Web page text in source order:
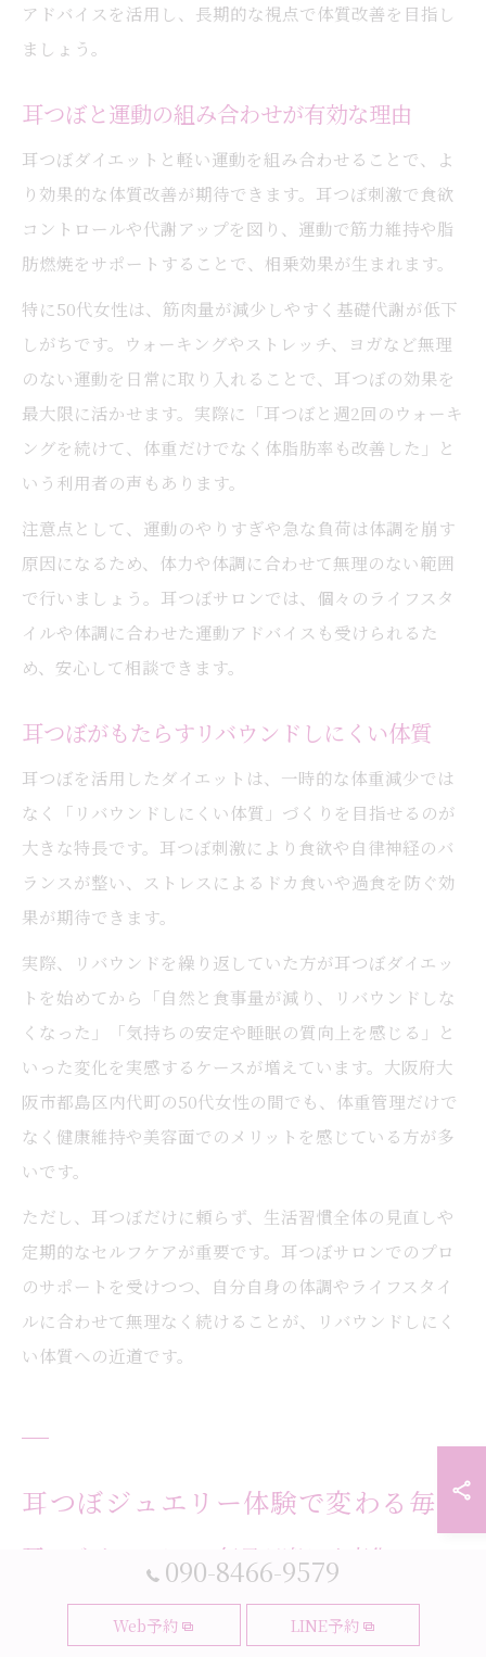
アドバイスを活用し、長期的な視点で体質改善を目指し
ましょう。
耳つぼと運動の組み合わせが有効な理由
耳つぼダイエットと軽い運動を組み合わせることで、よ
り効果的な体質改善が期待できます。耳つぼ刺激で食欲
コントロールや代謝アップを図り、運動で筋力維持や脂
肪燃焼をサポートすることで、相乗効果が生まれます。
特に50代女性は、筋肉量が減少しやすく基礎代謝が低下
しがちです。ウォーキングやストレッチ、ヨガなど無理
のない運動を日常に取り入れることで、耳つぼの効果を
最大限に活かせます。実際に「耳つぼと週2回のウォーキ
ングを続けて、体重だけでなく体脂肪率も改善した」と
いう利用者の声もあります。
注意点として、運動のやりすぎや急な負荷は体調を崩す
原因になるため、体力や体調に合わせて無理のない範囲
で行いましょう。耳つぼサロンでは、個々のライフスタ
イルや体調に合わせた運動アドバイスも受けられるた
め、安心して相談できます。
耳つぼがもたらすリバウンドしにくい体質
耳つぼを活用したダイエットは、一時的な体重減少では
なく「リバウンドしにくい体質」づくりを目指せるのが
大きな特長です。耳つぼ刺激により食欲や自律神経のバ
ランスが整い、ストレスによるドカ食いや過食を防ぐ効
果が期待できます。
実際、リバウンドを繰り返していた方が耳つぼダイエッ
トを始めてから「自然と食事量が減り、リバウンドしな
くなった」「気持ちの安定や睡眠の質向上を感じる」と
いった変化を実感するケースが増えています。大阪府大
阪市都島区内代町の50代女性の間でも、体重管理だけで
なく健康維持や美容面でのメリットを感じている方が多
いです。
ただし、耳つぼだけに頼らず、生活習慣全体の見直しや
定期的なセルフケアが重要です。耳つぼサロンでのプロ
のサポートを受けつつ、自分自身の体調やライフスタイ
ルに合わせて無理なく続けることが、リバウンドしにく
い体質への近道です。
耳つぼジュエリー体験で変わる毎日
耳つぼジュエリーで毎日が楽しく変化
耳つぼジュエリーは、見た目のおしゃれさと健康サポー
トの両立を叶える新しいアプローチです。大阪府大阪市
090-8466-9579
Web予約 LINE予約